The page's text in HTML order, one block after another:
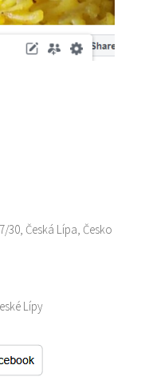
30, Česká Lípa, Česko
Lípy